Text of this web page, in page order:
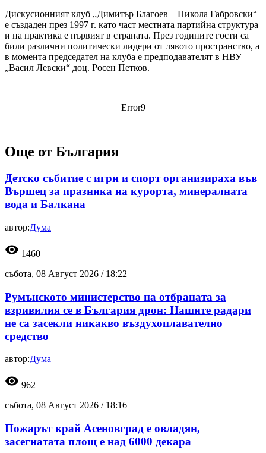
Дискусионният клуб „Димитър Благоев – Никола Габровски“
е създаден през 1997 г. като част местната партийна структура
и на практика е първият в страната. През годините гости са
били различни политически лидери от лявото пространство, а
в момента председател на клуба е предподавателят в НВУ
„Васил Левски“ доц. Росен Петков.
Error9
Още от България
Детско събитие с игри и спорт организираха във
Вършец за празника на курорта, минералната
вода и Балкана
автор:Дума
visibility 1460
събота, 08 Август 2026 / 18:22
Румънското министерство на отбраната за
взривилия се в България дрон: Нашите радари
не са засекли никакво въздухоплавателно
средство
автор:Дума
visibility 962
събота, 08 Август 2026 / 18:16
Пожарът край Асеновград е овладян,
засегнатата площ е над 6000 декара